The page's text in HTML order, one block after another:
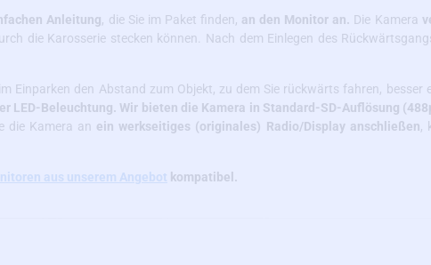
Anleitung, die Sie im Paket finden, an den Monitor an. Die Kamera
die Karosserie stecken können. Nach dem Einlegen des
Einparken den Abstand zum Objekt, zu dem Sie rückwärts fahren, besser
LED-Beleuchtung. Wir bieten die Kamera in Standard-SD-Auflösung
die Kamera an ein werkseitiges (originales) Radio/Display anschließen,
aus unserem Angebot kompatibel.